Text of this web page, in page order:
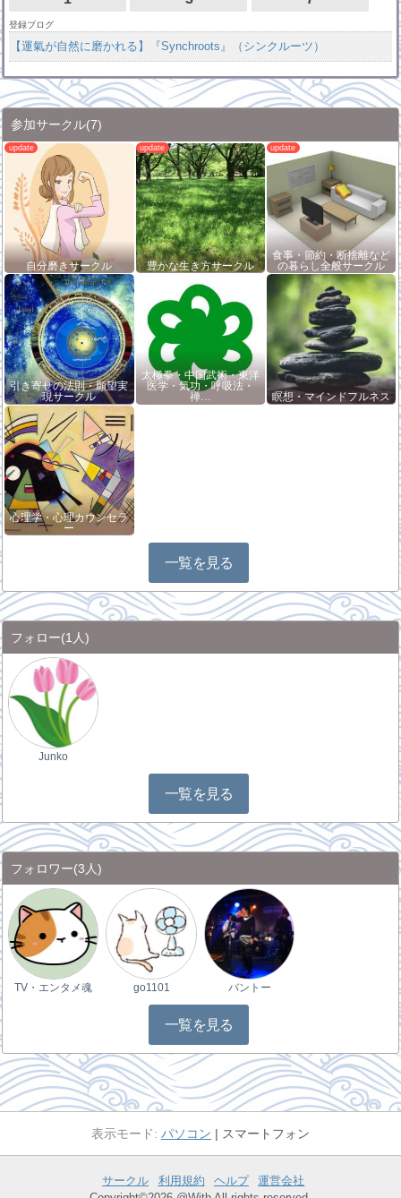
登録ブログ
【運氣が自然に磨かれる】『Synchroots』（シンクルーツ）
参加サークル(7)
自分磨きサークル 豊かな生き方サークル
食事・節約・断捨離など
の暮らし全般サークル
引き寄せの法則・願望実
現サークル
太極拳・中国武術・東洋
医学・気功・呼吸法・
禅…
瞑想・マインドフルネス
心理学・心理カウンセラ
ー
一覧を見る
フォロー(1人)
Junko
一覧を見る
フォロワー(3人)
TV・エンタメ魂 go1101 バントー
一覧を見る
パソコン スマートフォン
サークル 利用規約 ヘルプ
運営会社